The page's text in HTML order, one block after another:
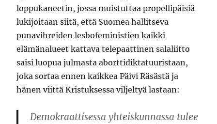
loppukaneetin, jossa muistuttaa propellipäisiä
lukijoitaan siitä, että Suomea hallitseva
punavihreiden lesbofeministien kaikki
elämänalueet kattava telepaattinen salaliitto
saisi luopua julmasta aborttidiktatuuristaan,
joka sortaa ennen kaikkea Päivi Räsästä ja
hänen viittä Kristuksessa viljeltyä lastaan:
Demokraattisessa yhteiskunnassa tulee